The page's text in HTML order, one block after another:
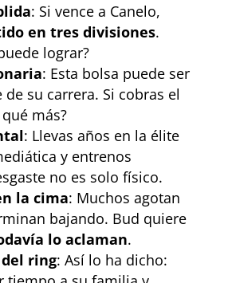
: Si vence a Canelo,
en tres divisiones.
lograr?
: Esta bolsa puede ser
de su carrera. Si cobras el
más?
: Llevas años en la élite
y entrenos
no es solo físico.
la cima: Muchos agotan
bajando. Bud quiere
lo aclaman.
ring: Así lo ha dicho: